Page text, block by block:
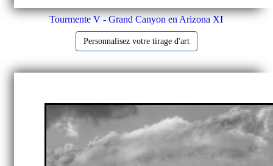
Tourmente V - Grand Canyon en Arizona XI
Personnalisez votre tirage d'art